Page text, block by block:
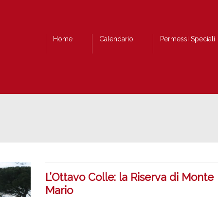
Home Calendario Permessi Speciali
L’Ottavo Colle: la Riserva di Monte
Mario